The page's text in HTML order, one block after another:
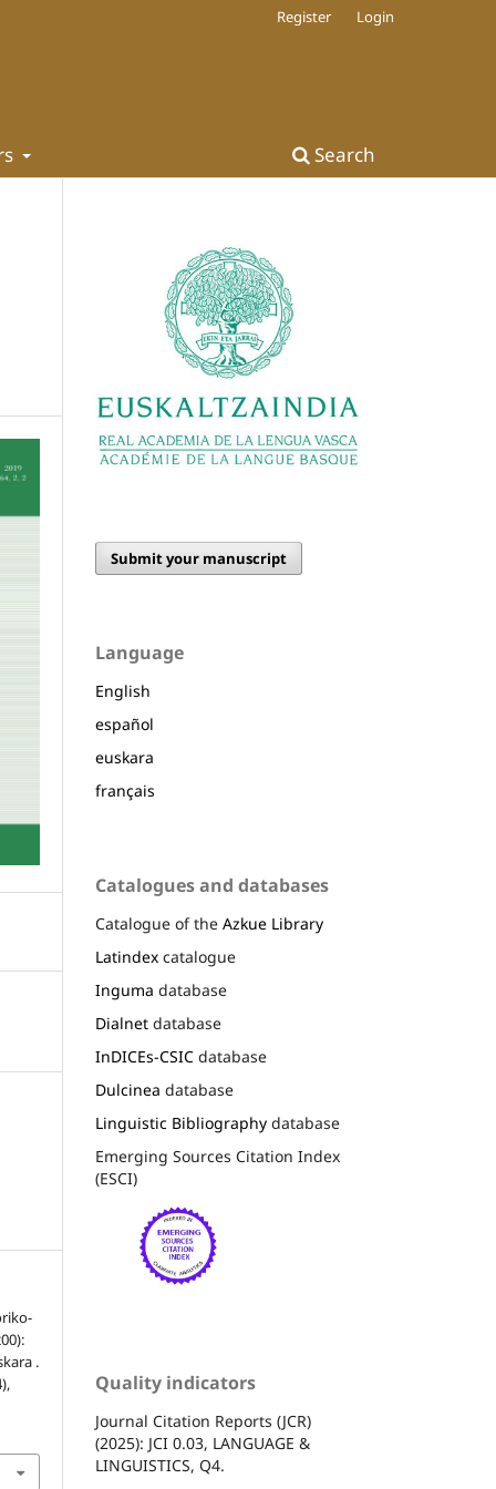
Search
Register Login
.
Submit your manuscript
Language
English
español
euskara
français
Catalogues and databases
Catalogue of the Azkue Library
Latindex catalogue
Inguma database
Dialnet database
InDICEs-CSIC database
Dulcinea database
Linguistic Bibliography database
Emerging Sources Citation Index
(ESCI)
Quality indicators
Journal Citation Reports (JCR)
(2025): JCI 0.03, LANGUAGE &
LINGUISTICS, Q4.